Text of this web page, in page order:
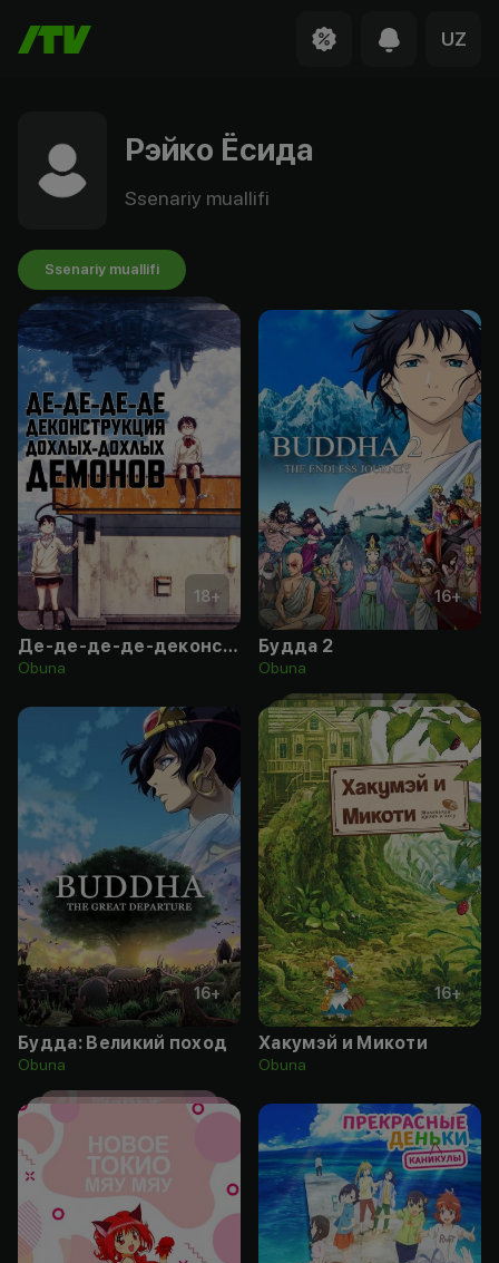
UZ
Рэйко Ёсида
Ssenariy muallifi
Ssenariy muallifi
18+
Де-де-де-де-деконструкция дохлых-дохлых демонов
Obuna
16+
Будда 2
Obuna
16+
Будда: Великий поход
Obuna
16+
Хакумэй и Микоти
Obuna